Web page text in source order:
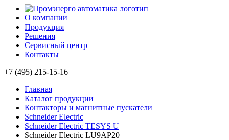
О компании
Продукция
Решения
Сервисный центр
Контакты
+7 (495) 215-15-16
Главная
Каталог продукции
Контакторы и магнитные пускатели
Schneider Electric
Schneider Electric TESYS U
Schneider Electric LU9AP20